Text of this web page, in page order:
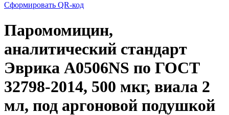
Сформировать QR-код
Паромомицин,
аналитический стандарт
Эврика A0506NS по ГОСТ
32798-2014, 500 мкг, виала 2
мл, под аргоновой подушкой